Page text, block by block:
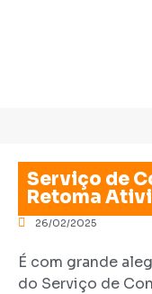
Serviço de
Retoma
26/02/2025
É com grande
do Serviço de